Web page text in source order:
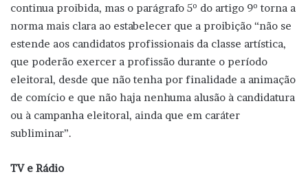
continua proibida, mas o parágrafo 5º do artigo 9º torna a
norma mais clara ao estabelecer que a proibição “não se
estende aos candidatos profissionais da classe artística,
que poderão exercer a profissão durante o período
eleitoral, desde que não tenha por finalidade a animação
de comício e que não haja nenhuma alusão à candidatura
ou à campanha eleitoral, ainda que em caráter
subliminar”.
TV e Rádio